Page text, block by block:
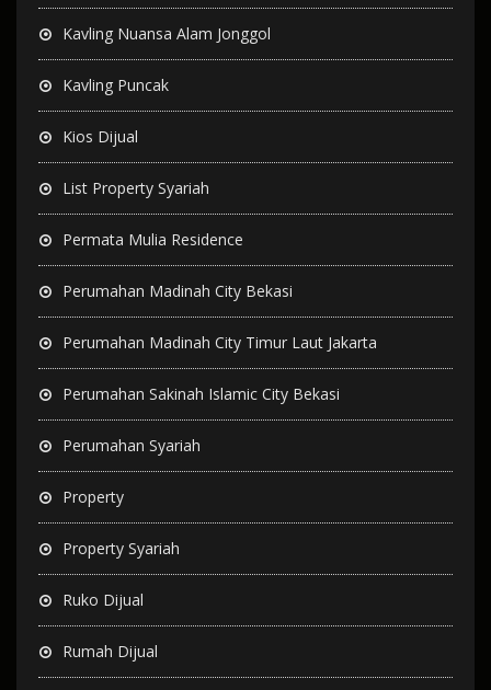
Kavling Nuansa Alam Jonggol
Kavling Puncak
Kios Dijual
List Property Syariah
Permata Mulia Residence
Perumahan Madinah City Bekasi
Perumahan Madinah City Timur Laut Jakarta
Perumahan Sakinah Islamic City Bekasi
Perumahan Syariah
Property
Property Syariah
Ruko Dijual
Rumah Dijual